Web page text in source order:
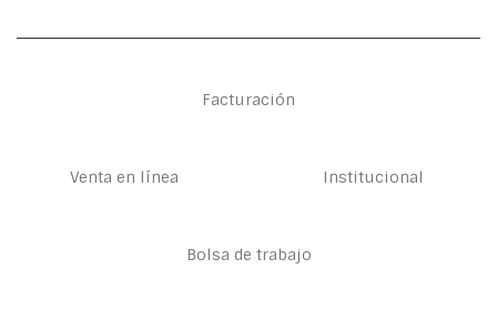
Facturación
Venta en línea Institucional
Bolsa de trabajo